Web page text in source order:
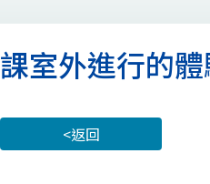
課室外進行的
<返回